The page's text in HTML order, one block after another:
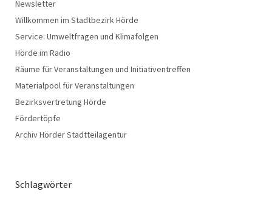
Newsletter
Willkommen im Stadtbezirk Hörde
Service: Umweltfragen und Klimafolgen
Hörde im Radio
Räume für Veranstaltungen und Initiativentreffen
Materialpool für Veranstaltungen
Bezirksvertretung Hörde
Fördertöpfe
Archiv Hörder Stadtteilagentur
Schlagwörter